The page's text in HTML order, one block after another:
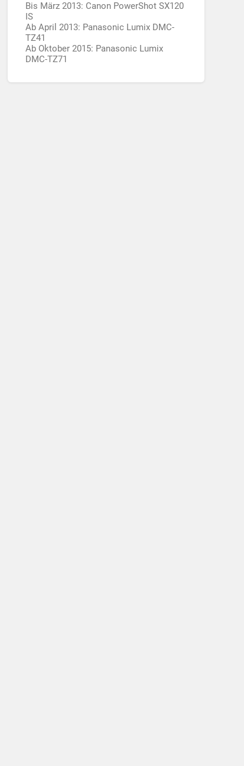
Bis März 2013: Canon PowerShot SX120
IS
Ab April 2013: Panasonic Lumix DMC-
TZ41
Ab Oktober 2015: Panasonic Lumix
DMC-TZ71